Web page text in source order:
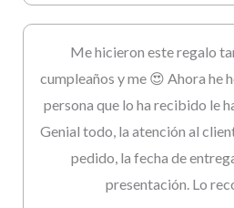
Me hicieron este regalo
cumpleaños y me 😍 Ahora he
persona que lo ha recibido le
Genial todo, la atención al
pedido, la fecha de
presentación. Lo